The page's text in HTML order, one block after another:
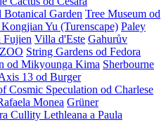
Garden Tree Museum od
Yu (Turenscape) Paley
Fujien Villa d'Este Gahurův
String Gardens od Fedora
od Mikyounga Kima Sherbourne
13 od Burger
Cosmic Speculation od Charlese
Monea Grüner
Cullity Lethleana a Paula